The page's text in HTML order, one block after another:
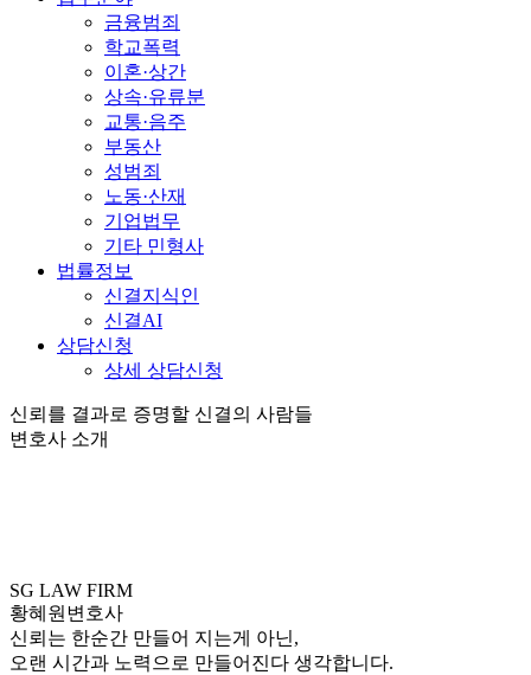
금융범죄
학교폭력
이혼·상간
상속·유류분
교통·음주
부동산
성범죄
노동·산재
기업법무
기타 민형사
법률정보
신결지식인
신결AI
상담신청
상세 상담신청
신뢰를 결과로 증명할 신결의 사람들
변호사 소개
SG LAW FIRM
황혜원 변호사
신뢰는 한순간 만들어 지는게 아닌,
오랜 시간과 노력으로 만들어진다 생각합니다.